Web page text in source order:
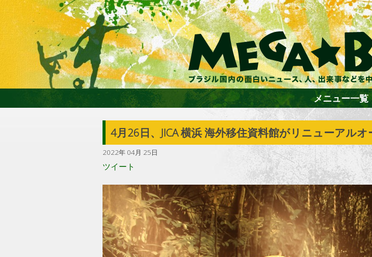
ホーム
ファション
エンターテイメ
グルメ
トラベル
メニュー一覧
4月26日、JICA 横浜 海外移住資料館がリニューアルオ
2022年 04月 25日